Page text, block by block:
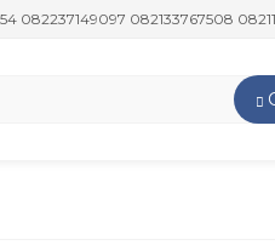
082133767508